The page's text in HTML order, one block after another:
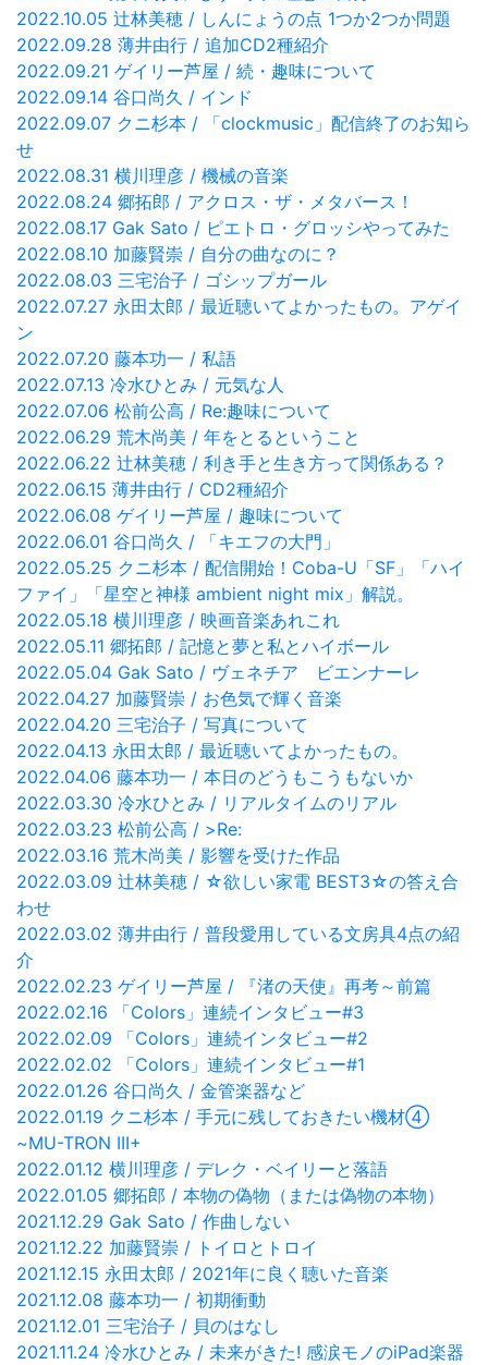
2022.10.05 辻林美穂 / しんにょうの点 1つか2つか問題
2022.09.28 薄井由行 / 追加CD2種紹介
2022.09.21 ゲイリー芦屋 / 続・趣味について
2022.09.14 谷口尚久 / インド
2022.09.07 クニ杉本 / 「clockmusic」配信終了のお知ら
せ
2022.08.31 横川理彦 / 機械の音楽
2022.08.24 郷拓郎 / アクロス・ザ・メタバース！
2022.08.17 Gak Sato / ピエトロ・グロッシやってみた
2022.08.10 加藤賢崇 / 自分の曲なのに？
2022.08.03 三宅治子 / ゴシップガール
2022.07.27 永田太郎 / 最近聴いてよかったもの。アゲイ
ン
2022.07.20 藤本功一 / 私語
2022.07.13 冷水ひとみ / 元気な人
2022.07.06 松前公高 / Re:趣味について
2022.06.29 荒木尚美 / 年をとるということ
2022.06.22 辻林美穂 / 利き手と生き方って関係ある？
2022.06.15 薄井由行 / CD2種紹介
2022.06.08 ゲイリー芦屋 / 趣味について
2022.06.01 谷口尚久 / 「キエフの大門」
2022.05.25 クニ杉本 / 配信開始！Coba-U「SF」「ハイ
ファイ」「星空と神様 ambient night mix」解説。
2022.05.18 横川理彦 / 映画音楽あれこれ
2022.05.11 郷拓郎 / 記憶と夢と私とハイボール
2022.05.04 Gak Sato / ヴェネチア ビエンナーレ
2022.04.27 加藤賢崇 / お色気で輝く音楽
2022.04.20 三宅治子 / 写真について
2022.04.13 永田太郎 / 最近聴いてよかったもの。
2022.04.06 藤本功一 / 本日のどうもこうもないか
2022.03.30 冷水ひとみ / リアルタイムのリアル
2022.03.23 松前公高 / >Re:
2022.03.16 荒木尚美 / 影響を受けた作品
2022.03.09 辻林美穂 / ☆欲しい家電 BEST3☆の答え合
わせ
2022.03.02 薄井由行 / 普段愛用している文房具4点の紹
介
2022.02.23 ゲイリー芦屋 / 『渚の天使』再考～前篇
2022.02.16 「Colors」連続インタビュー#3
2022.02.09 「Colors」連続インタビュー#2
2022.02.02 「Colors」連続インタビュー#1
2022.01.26 谷口尚久 / 金管楽器など
2022.01.19 クニ杉本 / 手元に残しておきたい機材④
~MU-TRON III+
2022.01.12 横川理彦 / デレク・ベイリーと落語
2022.01.05 郷拓郎 / 本物の偽物（または偽物の本物）
2021.12.29 Gak Sato / 作曲しない
2021.12.22 加藤賢崇 / トイロとトロイ
2021.12.15 永田太郎 / 2021年に良く聴いた音楽
2021.12.08 藤本功一 / 初期衝動
2021.12.01 三宅治子 / 貝のはなし
2021.11.24 冷水ひとみ / 未来がきた! 感涙モノのiPad楽器